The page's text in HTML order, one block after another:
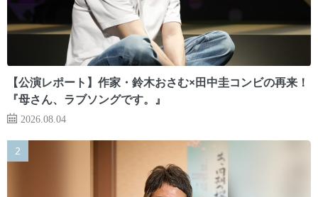
【公演レポート】作家・鈴木おさむ×田中圭コンビの再来！
『母さん、ラブソングです。』
2026.08.04